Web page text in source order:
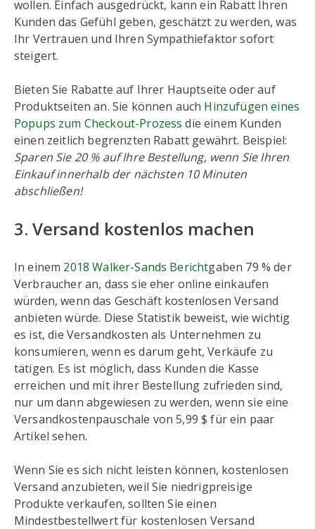
wollen. Einfach ausgedrückt, kann ein Rabatt Ihren
Kunden das Gefühl geben, geschätzt zu werden, was
Ihr Vertrauen und Ihren Sympathiefaktor sofort
steigert.
Bieten Sie Rabatte auf Ihrer Hauptseite oder auf
Produktseiten an. Sie können auch Hinzufügen eines
Popups zum Checkout-Prozess die einem Kunden
einen zeitlich begrenzten Rabatt gewährt. Beispiel:
Sparen Sie 20 % auf Ihre Bestellung, wenn Sie Ihren
Einkauf innerhalb der nächsten 10 Minuten
abschließen!
3. Versand kostenlos machen
In einem 2018 Walker-Sands Berichtgaben 79 % der
Verbraucher an, dass sie eher online einkaufen
würden, wenn das Geschäft kostenlosen Versand
anbieten würde. Diese Statistik beweist, wie wichtig
es ist, die Versandkosten als Unternehmen zu
konsumieren, wenn es darum geht, Verkäufe zu
tätigen. Es ist möglich, dass Kunden die Kasse
erreichen und mit ihrer Bestellung zufrieden sind,
nur um dann abgewiesen zu werden, wenn sie eine
Versandkostenpauschale von 5,99 $ für ein paar
Artikel sehen.
Wenn Sie es sich nicht leisten können, kostenlosen
Versand anzubieten, weil Sie niedrigpreisige
Produkte verkaufen, sollten Sie einen
Mindestbestellwert für kostenlosen Versand